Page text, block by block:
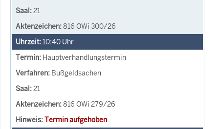
21
816 OWi 300/26
10:40 Uhr
Hauptverhandlungstermin
Bußgeldsachen
21
816 OWi 279/26
Termin aufgehoben